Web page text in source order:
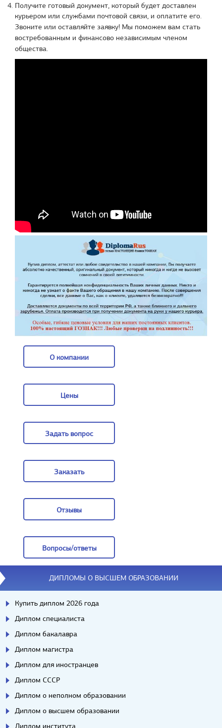
Получите готовый документ, который будет доставлен
курьером или службами почтовой связи, и оплатите его.
Звоните или оставляйте заявку! Мы поможем вам стать
востребованным и финансово независимым членом
общества.
О компании
Цены
Задать вопрос
Заказать
Отзывы
Вопросы/ответы
Вопросы/ответы
ДИПЛОМЫ О ВЫСШЕМ ОБРАЗОВАНИИ
Купить диплом 2026 года
Диплом специалиста
Диплом бакалавра
Диплом магистра
Диплом для иностранцев
Диплом СССР
Диплом о неполном образовании
Диплом о высшем образовании
Диплом института